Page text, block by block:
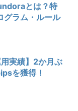
とは？特
グラム・ルール
実績】2か月ぶ
を獲得！